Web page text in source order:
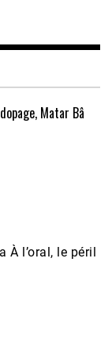
Matar Bâ
À l’oral, le péril